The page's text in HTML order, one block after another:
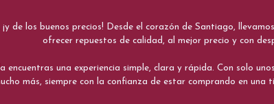
de los buenos precios! Desde el corazón de Santiago,
ofrecer repuestos de calidad, al mejor precio y con
una experiencia simple, clara y rápida. Con solo
más, siempre con la confianza de estar comprando en una